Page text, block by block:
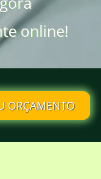
online!
ORÇAMENTO